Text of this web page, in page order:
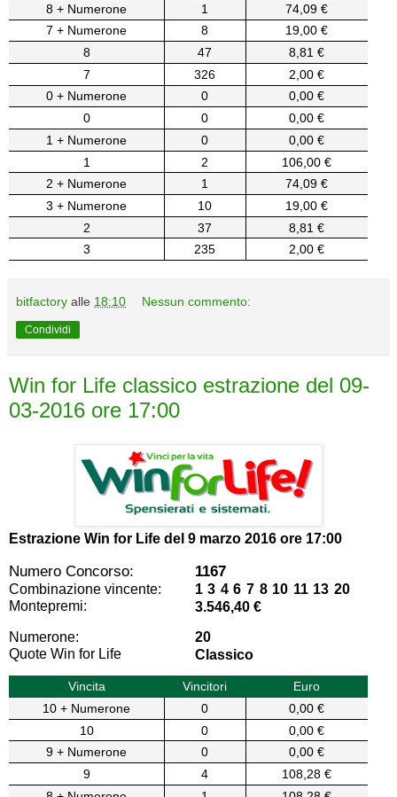
8 + Numerone
1
74,09 €
7 + Numerone
8
19,00 €
8
47
8,81 €
7
326
2,00 €
0 + Numerone
0
0,00 €
0
0
0,00 €
1 + Numerone
0
0,00 €
1
2
106,00 €
2 + Numerone
1
74,09 €
3 + Numerone
10
19,00 €
2
37
8,81 €
3
235 2,00 €
bitfactory alle 18:10 Nessun commento:
Condividi
Win for Life classico estrazione del 09-
03-2016 ore 17:00
Estrazione Win for Life del 9 marzo 2016 ore 17:00
Numero Concorso: 1167
Combinazione vincente:
1 3 4 6 7 8 10 11 13 20
Montepremi:
3.546,40 €
Numerone:
20
Quote Win for Life
Classico
Vincita Vincitori
Euro
10 + Numerone
0
0,00 €
10
0
0,00 €
9 + Numerone
0
0,00 €
9
4
108,28 €